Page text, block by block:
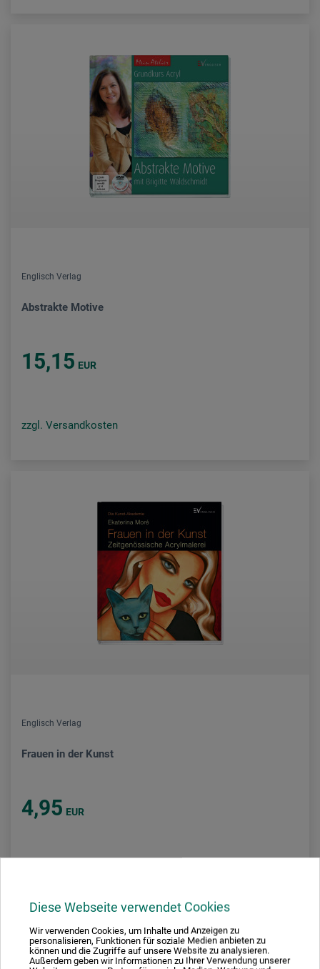
Diese Webseite verwendet Cookies
Wir verwenden Cookies, um Inhalte und Anzeigen zu
personalisieren, Funktionen für soziale Medien anbieten zu
können und die Zugriffe auf unsere Website zu analysieren.
Außerdem geben wir Informationen zu Ihrer Verwendung unserer
Englisch Verlag
Abstrakte Motive
15,15 EUR
zzgl. Versandkosten
Englisch Verlag
Frauen in der Kunst
4,95 EUR